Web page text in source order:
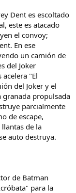
Dent es escoltado
este es atacado
el convoy;
En ese
un camión de
del Joker
"El
del Joker y el
propulsada
parcialmente
de escape,
de la
auto destruya.
de Batman
para la